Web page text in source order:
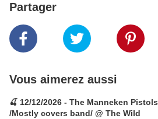
Partager
Vous aimerez aussi
🍒 12/12/2026 - The Manneken Pistols
/Mostly covers band/ @ The Wild